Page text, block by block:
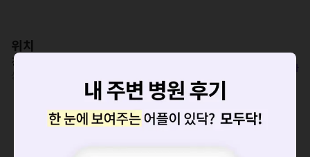
위치
경기 용인시 수지구 포은대로 91-5 복사